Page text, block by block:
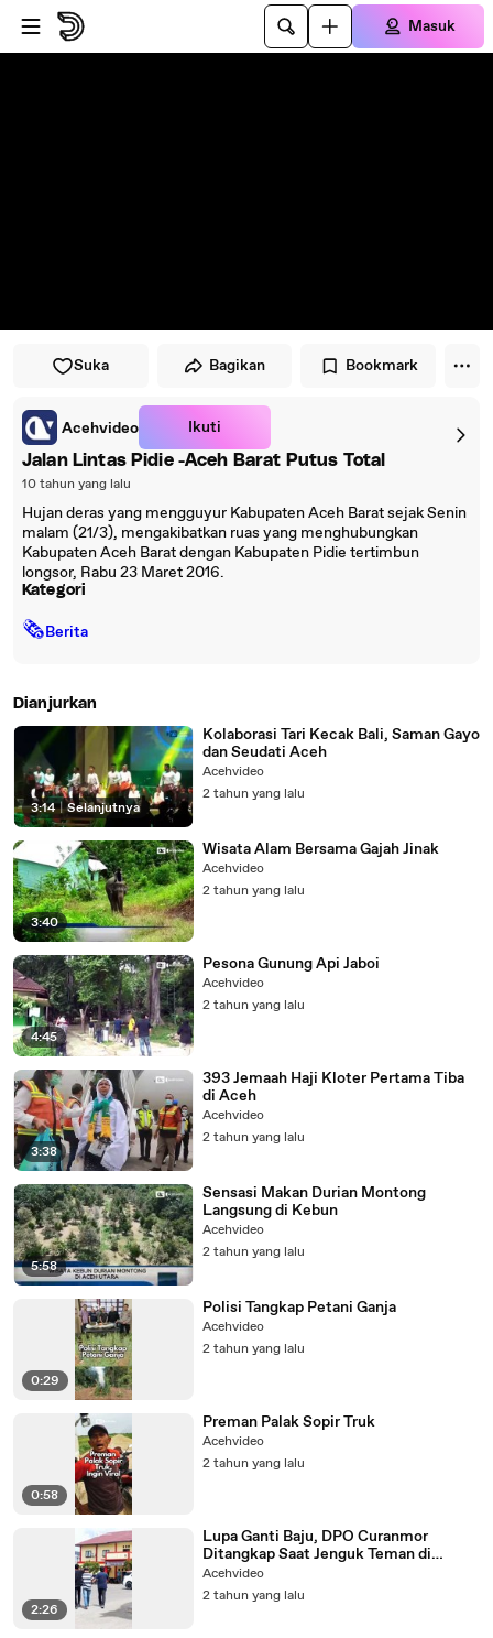
Lewati ke pemutar
Lewatkan ke konten utama
Masuk
Suka Bagikan Bookmark
Acehvideo Ikuti
Jalan Lintas Pidie -Aceh Barat Putus Total
10 tahun yang lalu
Hujan deras yang mengguyur Kabupaten Aceh Barat sejak Senin
malam (21/3), mengakibatkan ruas yang menghubungkan
Kabupaten Aceh Barat dengan Kabupaten Pidie tertimbun
longsor, Rabu 23 Maret 2016.
Kategori
🗞Berita
Dianjurkan
3:14 | Selanjutnya
Kolaborasi Tari Kecak Bali, Saman Gayo
dan Seudati Aceh
Acehvideo
2 tahun yang lalu
3:40
Wisata Alam Bersama Gajah Jinak
Acehvideo
2 tahun yang lalu
4:45
Pesona Gunung Api Jaboi
Acehvideo
2 tahun yang lalu
3:38
393 Jemaah Haji Kloter Pertama Tiba
di Aceh
Acehvideo
2 tahun yang lalu
5:58
Sensasi Makan Durian Montong
Langsung di Kebun
Acehvideo
2 tahun yang lalu
0:29
Polisi Tangkap Petani Ganja
Acehvideo
2 tahun yang lalu
0:58
Preman Palak Sopir Truk
Acehvideo
2 tahun yang lalu
2:26
Lupa Ganti Baju, DPO Curanmor
Ditangkap Saat Jenguk Teman di
Kantor Polisi
Acehvideo
2 tahun yang lalu